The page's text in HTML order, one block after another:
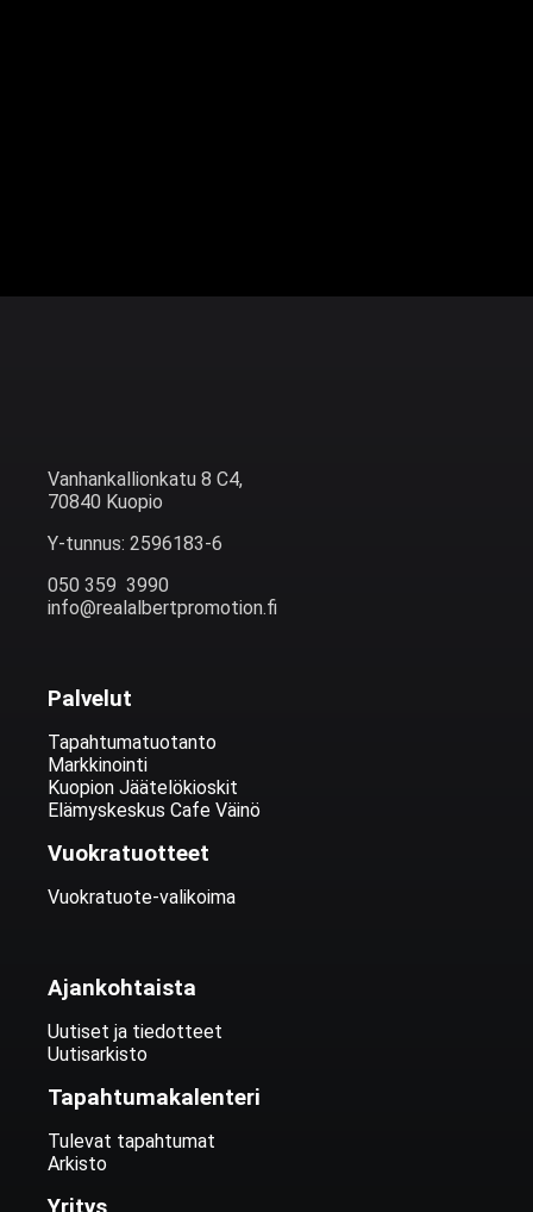
Vanhankallionkatu 8 C4,
70840 Kuopio
Y-tunnus: 2596183-6
050 359 3990
info@realalbertpromotion.fi
Palvelut
Tapahtumatuotanto
Markkinointi
Kuopion Jäätelökioskit
Elämyskeskus Cafe Väinö
Vuokratuotteet
Vuokratuote-valikoima
Ajankohtaista
Uutiset ja tiedotteet
Uutisarkisto
Tapahtumakalenteri
Tulevat tapahtumat
Arkisto